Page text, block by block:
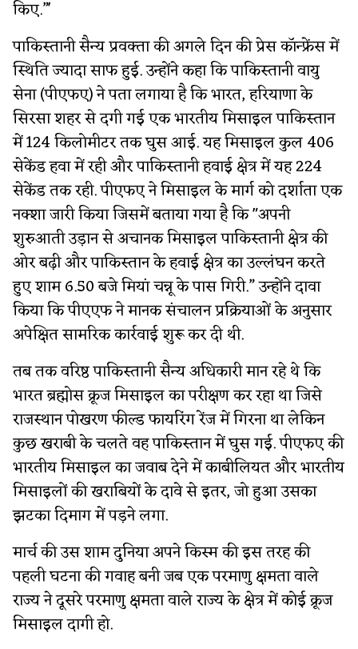
किए.”'
पाकिस्तानी सैन्य प्रवक्ता की अगले दिन की प्रेस कॉन्फ्रेंस में
स्थिति ज्यादा साफ हुई. उन्होंने कहा कि पाकिस्तानी वायु
सेना (पीएफए) ने पता लगाया है कि भारत, हरियाणा के
सिरसा शहर से दगी गई एक भारतीय मिसाइल पाकिस्तान
में 124 किलोमीटर तक घुस आई. यह मिसाइल कुल 406
सेकेंड हवा में रही और पाकिस्तानी हवाई क्षेत्र में यह 224
सेकेंड तक रही. पीएफए ने मिसाइल के मार्ग को दर्शाता एक
नक्शा जारी किया जिसमें बताया गया है कि "अपनी
शुरुआती उड़ान से अचानक मिसाइल पाकिस्तानी क्षेत्र की
ओर बढ़ी और पाकिस्तान के हवाई क्षेत्र का उल्लंघन करते
हुए शाम 6.50 बजे मियां चन्नू के पास गिरी.” उन्होंने दावा
किया कि पीएएफ ने मानक संचालन प्रक्रियाओं के अनुसार
अपेक्षित सामरिक कार्रवाई शुरू कर दी थी.
तब तक वरिष्ठ पाकिस्तानी सैन्य अधिकारी मान रहे थे कि
भारत ब्रह्मोस क्रूज मिसाइल का परीक्षण कर रहा था जिसे
राजस्थान पोखरण फील्ड फायरिंग रेंज में गिरना था लेकिन
कुछ खराबी के चलते वह पाकिस्तान में घुस गई. पीएफए की
भारतीय मिसाइल का जवाब देने में काबीलियत और भारतीय
मिसाइलों की खराबियों के दावे से इतर, जो हुआ उसका
झटका दिमाग में पड़ने लगा.
मार्च की उस शाम दुनिया अपने किस्म की इस तरह की
पहली घटना की गवाह बनी जब एक परमाणु क्षमता वाले
राज्य ने दूसरे परमाणु क्षमता वाले राज्य के क्षेत्र में कोई क्रूज
मिसाइल दागी हो.